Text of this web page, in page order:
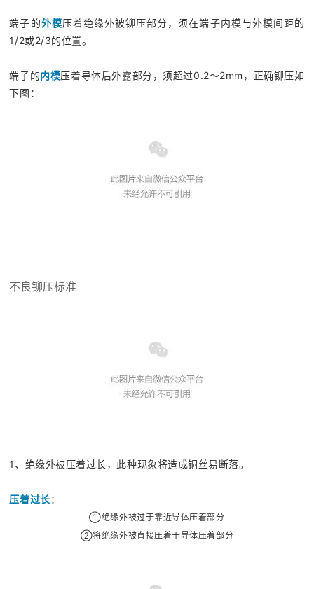
端子的外模压着绝缘外被铆压部分，须在端子内模与外模间距的
1/2或2/3的位置。
端子的内模压着导体后外露部分，须超过0.2～2mm，正确铆压如
下图：
不良铆压标准
1、绝缘外被压着过长，此种现象将造成铜丝易断落。
压着过长：
①绝缘外被过于靠近导体压着部分
②将绝缘外被直接压着于导体压着部分